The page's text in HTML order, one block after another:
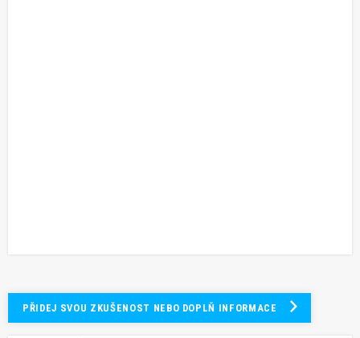
PŘIDEJ SVOU ZKUŠENOST NEBO DOPLŇ INFORMACE